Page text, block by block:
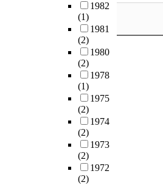
1982
(1)
1981
(2)
1980
(2)
1978
(1)
1975
(2)
1974
(2)
1973
(2)
1972
(2)